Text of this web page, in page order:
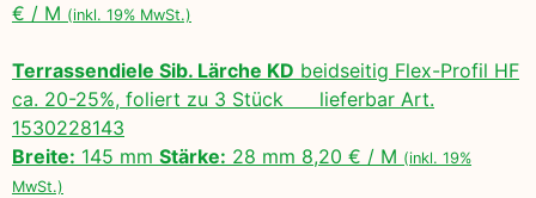
€ / M (inkl. 19% MwSt.)
Terrassendiele Sib. Lärche KD beidseitig Flex-Profil HF
ca. 20-25%, foliert zu 3 Stück lieferbar Art.
1530228143
Breite: 145 mm Stärke: 28 mm 8,20 € / M (inkl. 19%
MwSt.)